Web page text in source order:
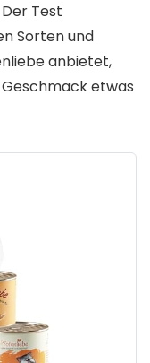
Test
Sorten und
anbietet,
etwas